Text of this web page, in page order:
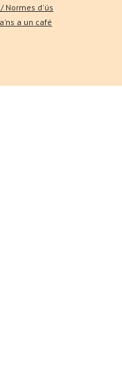
Normes d'ús
a un café